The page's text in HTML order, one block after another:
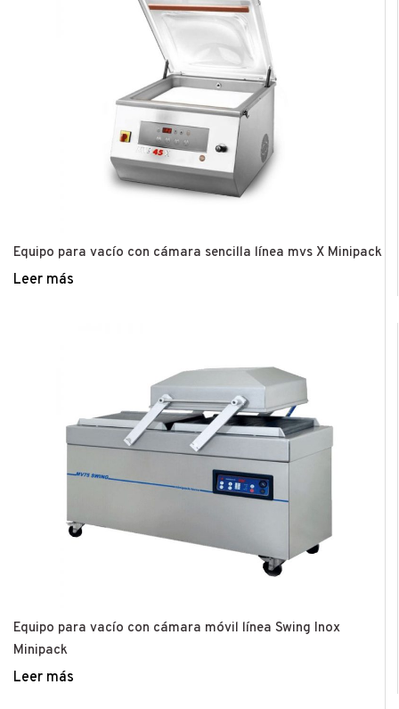
Equipo para vacío con cámara sencilla línea mvs X Minipack
Leer más
Equipo para vacío con cámara móvil línea Swing Inox
Minipack
Leer más